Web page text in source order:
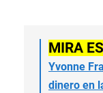
MIRA
Yvonne
dinero en